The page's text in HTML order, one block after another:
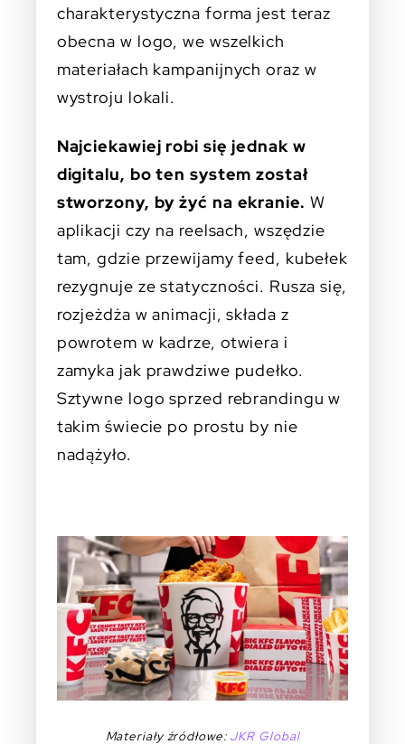
charakterystyczna forma jest teraz
obecna w logo, we wszelkich
materiałach kampanijnych oraz w
wystroju lokali.
Najciekawiej robi się jednak w
digitalu, bo ten system został
stworzony, by żyć na ekranie. W
aplikacji czy na reelsach, wszędzie
tam, gdzie przewijamy feed, kubełek
rezygnuje ze statyczności. Rusza się,
rozjeżdża w animacji, składa z
powrotem w kadrze, otwiera i
zamyka jak prawdziwe pudełko.
Sztywne logo sprzed rebrandingu w
takim świecie po prostu by nie
nadążyło.
Materiały źródłowe: JKR Global